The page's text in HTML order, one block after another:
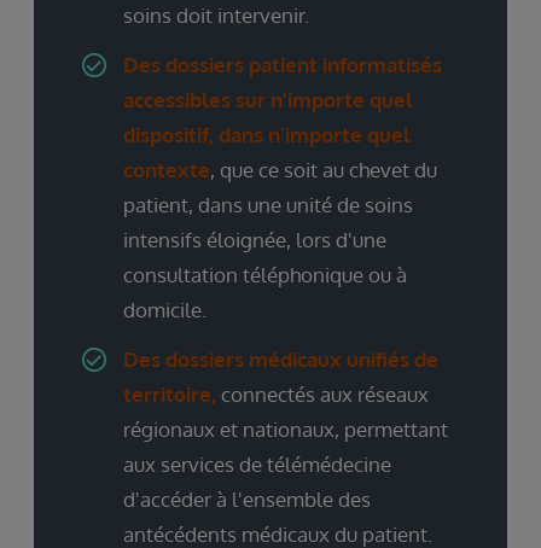
soins doit intervenir.
Des dossiers patient informatisés
accessibles sur n'importe quel
dispositif, dans n'importe quel
contexte, que ce soit au chevet du
patient, dans une unité de soins
intensifs éloignée, lors d'une
consultation téléphonique ou à
domicile.
Des dossiers médicaux unifiés de
territoire, connectés aux réseaux
régionaux et nationaux, permettant
aux services de télémédecine
d'accéder à l'ensemble des
antécédents médicaux du patient.